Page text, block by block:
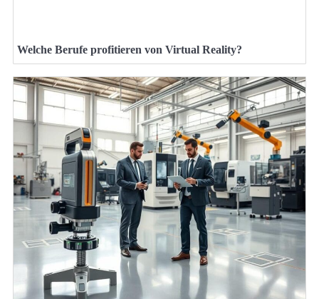
Welche Berufe profitieren von Virtual Reality?